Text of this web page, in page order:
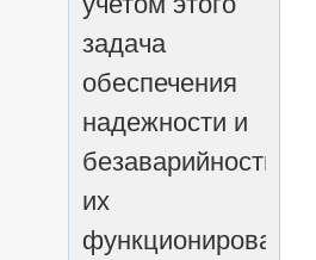
задача
обеспечения
надежности и
безаварийности
их
функционирования